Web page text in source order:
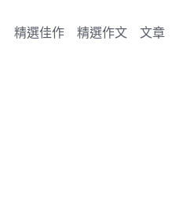
精選佳作 精選作文 文章